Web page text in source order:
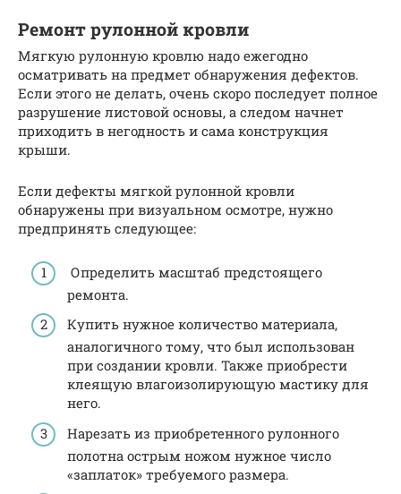
Ремонт рулонной кровли
Мягкую рулонную кровлю надо ежегодно
осматривать на предмет обнаружения дефектов.
Если этого не делать, очень скоро последует полное
разрушение листовой основы, а следом начнет
приходить в негодность и сама конструкция
крыши.
Если дефекты мягкой рулонной кровли
обнаружены при визуальном осмотре, нужно
предпринять следующее:
Определить масштаб предстоящего
ремонта.
Купить нужное количество материала,
аналогичного тому, что был использован
при создании кровли. Также приобрести
клеящую влагоизолирующую мастику для
него.
Нарезать из приобретенного рулонного
полотна острым ножом нужное число
«заплаток» требуемого размера.